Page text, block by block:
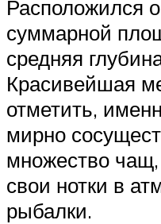
Расположился
суммарной
средняя
Красивейшая
отметить,
мирно
множество
свои нотки в
рыбалки.